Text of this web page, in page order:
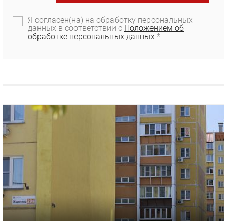
Я согласен(на) на обработку персональных
данных в соответствии с Положением об
обработке персональных данных.*